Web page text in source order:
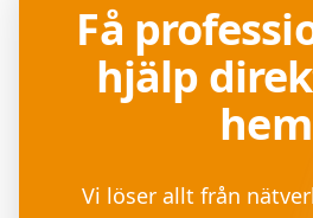
Få
hjälp
hem
Vi löser allt från